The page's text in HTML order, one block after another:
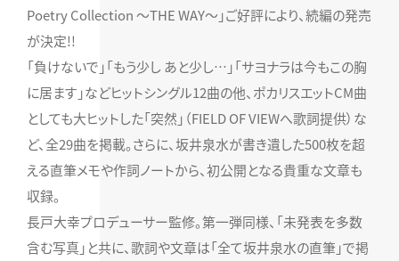
Poetry Collection 〜THE WAY〜」ご好評により、続編の発売
が決定!!
「負けないで」「もう少し あと少し…」「サヨナラは今もこの胸
に居ます」などヒットシングル12曲の他、ポカリスエットCM曲
としても大ヒットした「突然」（FIELD OF VIEWへ歌詞提供）な
ど、全29曲を掲載。さらに、坂井泉水が書き遺した500枚を超
える直筆メモや作詞ノートから、初公開となる貴重な文章も
収録。
長戸大幸プロデューサー監修。第一弾同様、「未発表を多数
含む写真」と共に、歌詞や文章は「全て坂井泉水の直筆」で掲